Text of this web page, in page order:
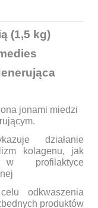
(1,5 kg)
jonami miedzi
działanie
kolagenu, jak
profilaktyce
odkwaszenia
produktów